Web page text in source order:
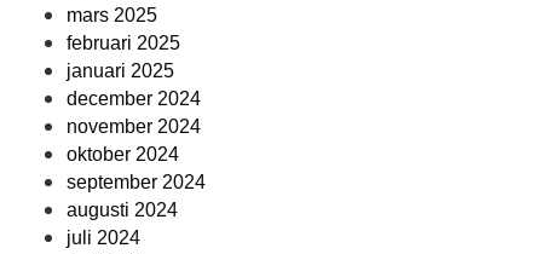
mars 2025
februari 2025
januari 2025
december 2024
november 2024
oktober 2024
september 2024
augusti 2024
juli 2024